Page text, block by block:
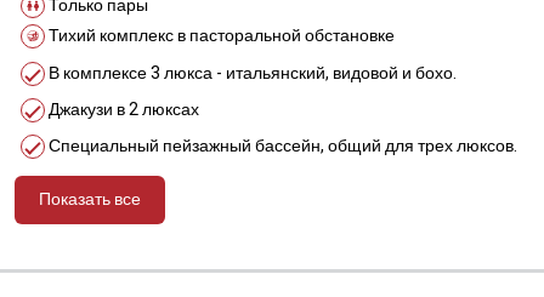
Тихий комплекс в пасторальной обстановке
В комплексе 3 люкса - итальянский, видовой и бохо.
Джакузи в 2 люксах
Специальный пейзажный бассейн, общий для трех люксов.
Показать все